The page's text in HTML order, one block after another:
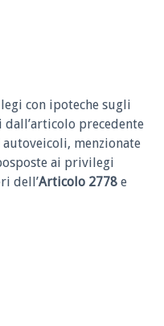
con ipoteche sugli
precedente
menzionate
ai privilegi
dell’Articolo 2778 e